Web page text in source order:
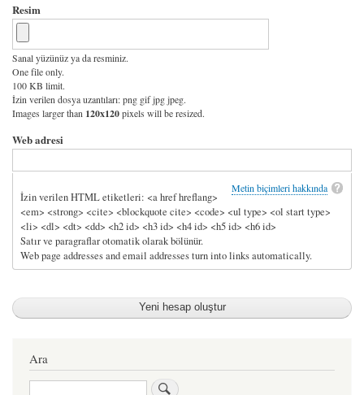
Resim
Sanal yüzünüz ya da resminiz.
One file only.
100 KB limit.
İzin verilen dosya uzantıları: png gif jpg jpeg.
Images larger than 120x120pixels will be resized.
Web adresi
Metin biçimleri hakkında
İzin verilen HTML etiketleri: <a href hreflang>
<em> <strong> <cite> <blockquote cite> <code> <ul type> <ol start type>
<li> <dl> <dt> <dd> <h2 id> <h3 id> <h4 id> <h5 id> <h6 id>
Satır ve paragraflar otomatik olarak bölünür.
Web page addresses and email addresses turn into links automatically.
Ara
Ara